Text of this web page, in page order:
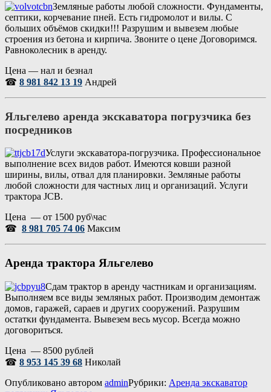
Земляные работы любой сложности. Фундаменты,
септики, корчевание пней. Есть гидромолот и вилы. С
больших объёмов скидки!!! Разрушим и вывезем любые
строения из бетона и кирпича. Звоните о цене Договоримся.
Равноколесник в аренду.
Цена — нал и безнал
☎ 8 981 842 13 19 Андрей
Яльгелево аренда экскаватора погрузчика без
посредников
Услуги экскаватора-погрузчика. Профессиональное
выполнение всех видов работ. Имеются ковши разной
ширины, вилы, отвал для планировки. Земляные работы
любой сложности для частных лиц и организаций. Услуги
трактора JCB.
Цена — от 1500 руб\час
☎ 8 981 705 74 06 Максим
Аренда трактора Яльгелево
Сдам трактор в аренду частникам и организациям.
Выполняем все виды земляных работ. Производим демонтаж
домов, гаражей, сараев и других сооружений. Разрушим
остатки фундамента. Вывезем весь мусор. Всегда можно
договориться.
Цена — 8500 рублей
☎ 8 953 145 39 68 Николай
Опубликовано автором adminРубрики: Аренда экскаватор